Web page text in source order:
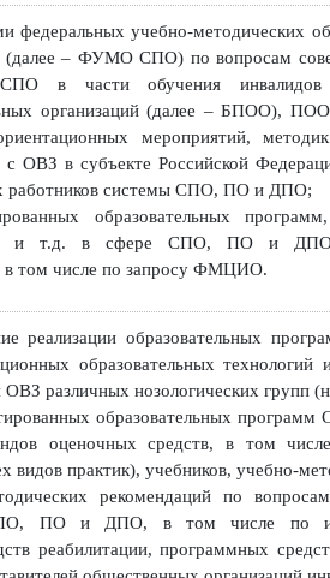
И ФУНКЦИИ РУМЦ:
федеральных учебно-
(далее – ФУМО СПО) по
СПО в части
организаций (далее –
и лиц с ОВЗ в субъекте Российской
образовательных
средств и т.д. в сфере СПО,
ПОО, в том числе по запросу ФМЦИО.
реализации
образовательных
и ОВЗ различных
адаптированных
фондов оценочных средств, в